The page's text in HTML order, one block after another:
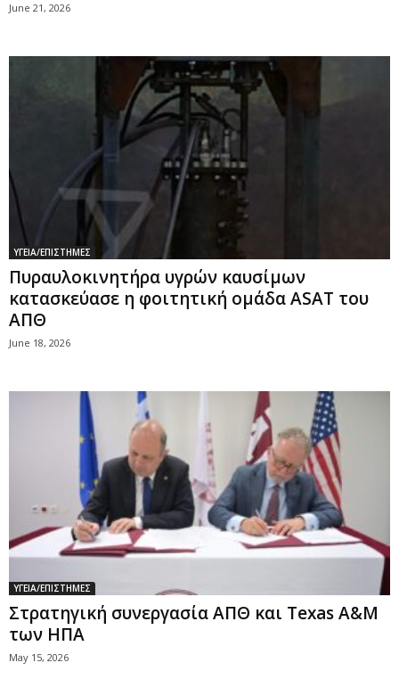
June 21, 2026
ΥΓΕΙΑ/ΕΠΙΣΤΗΜΕΣ
Πυραυλοκινητήρα υγρών καυσίμων
κατασκεύασε η φοιτητική ομάδα ASAT του
ΑΠΘ
June 18, 2026
ΥΓΕΙΑ/ΕΠΙΣΤΗΜΕΣ
Στρατηγική συνεργασία ΑΠΘ και Texas A&M
των ΗΠΑ
May 15, 2026